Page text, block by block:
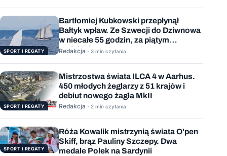
SPORT I REGATY
Bartłomiej Kubkowski przepłynął
Bałtyk wpław. Ze Szwecji do Dziwnowa
w niecałe 55 godzin, za piątym
podejściem
Redakcja · 3 min czytania
SPORT I REGATY
Mistrzostwa świata ILCA 4 w Aarhus.
450 młodych żeglarzy z 51 krajów i
debiut nowego żagla MkII
Redakcja · 2 min czytania
SPORT I REGATY
Róża Kowalik mistrzynią świata O'pen
Skiff, brąz Pauliny Szczepy. Dwa
medale Polek na Sardynii